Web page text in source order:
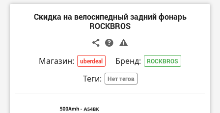
Скидка на велосипедный задний фонарь
ROCKBROS
Магазин: uberdeal Бренд: ROCKBROS
Теги: Нет тегов